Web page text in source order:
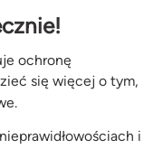
ochronę
się więcej o tym,
i